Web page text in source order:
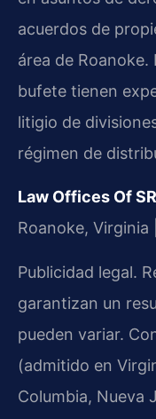
acuerdos de
área de Roanoke.
bufete tienen
litigio de
régimen de
Law Offices Of
Roanoke, Virginia |
Publicidad legal.
garantizan un
pueden variar.
(admitido en
Columbia, Nueva